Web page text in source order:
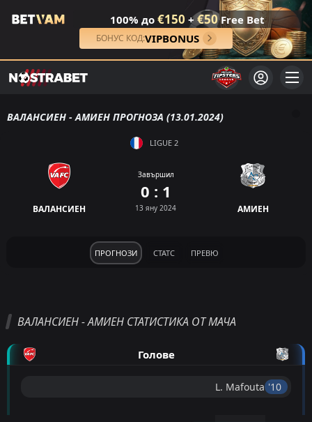
100% до €150 + €50Free Bet
БОНУС КОД:VIPBONUS
ВАЛАНСИЕН - АМИЕН ПРОГНОЗА (13.01.2024)
LIGUE 2
ВАЛАНСИЕН
Завършил
0 : 1
13 яну 2024 АМИЕН
ПРОГНОЗИ СТАТС ПРЕВЮ
ВАЛАНСИЕН - АМИЕН СТАТИСТИКА ОТ МАЧА
Голове
L. Mafouta '10 ︎